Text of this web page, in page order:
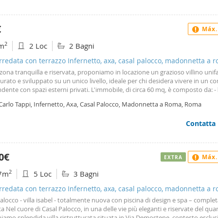
luminosità durante tutta la giornata. La villa è dotata di impianto
allarme volumetrico e citofoni interni. Presenti inoltre un posto
e uno scoperto. Il comprensorio offre piscina, impianti sportivi e ampio
in un contesto esclusivo e riservato. Solo referenziati. Per maggiori
contattaci. Tutti i dati sopra indicati e relativi all'immobile non
contrattuale.
2 2 Loc 2 Bagni
con terrazzo Infernetto, axa, casal palocco, madonnetta a
tranquilla e riservata, proponiamo in locazione un grazioso villino
e sviluppato su un unico livello, ideale per chi desidera vivere in un
con spazi esterni privati. L'immobile, di circa 60 mq, è composto da: -
ripostiglio - comodo portico, perfetto per momenti di relax all'aperto.
viene locato arredato, pronto per essere abitato, riscaldamento autonomo.
per chi cerca indipendenza, comfort e tranquillità, senza rinunciare alla
servizi. Contattaci per maggiori informazioni o per fissare un
Tappi, Infernetto, Axa, Casal Palocco, Madonnetta a Roma, Roma
Contatta
2 5 Loc 3 Bagni
con terrazzo Infernetto, axa, casal palocco, madonnetta a
- villa isabel - totalmente nuova con piscina di design e spa –
Nel cuore di Casal Palocco, in una delle vie più eleganti e riservate del
EXTRA